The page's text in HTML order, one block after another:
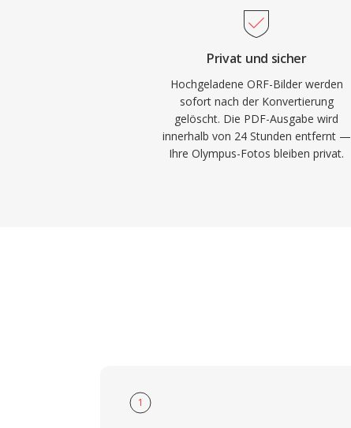
Privat und sicher
Hochgeladene ORF-Bilder werden
sofort nach der Konvertierung
gelöscht. Die PDF-Ausgabe wird
innerhalb von 24 Stunden entfernt —
Ihre Olympus-Fotos bleiben privat.
1